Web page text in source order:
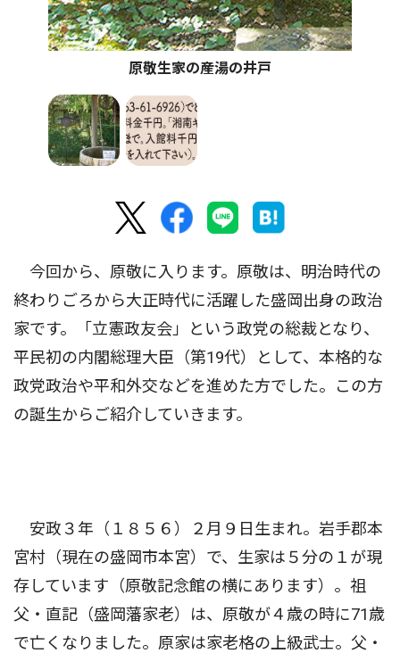
原敬生家の産湯の井戸
今回から、原敬に入ります。原敬は、明治時代の
終わりごろから大正時代に活躍した盛岡出身の政治
家です。「立憲政友会」という政党の総裁となり、
平民初の内閣総理大臣（第19代）として、本格的な
政党政治や平和外交などを進めた方でした。この方
の誕生からご紹介していきます。
安政３年（１８５６）２月９日生まれ。岩手郡本
宮村（現在の盛岡市本宮）で、生家は５分の１が現
存しています（原敬記念館の横にあります）。祖
父・直記（盛岡藩家老）は、原敬が４歳の時に71歳
で亡くなりました。原家は家老格の上級武士。父・